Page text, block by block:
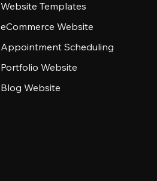
Website Templates
eCommerce Website
Appointment Scheduling
Portfolio Website
Blog Website